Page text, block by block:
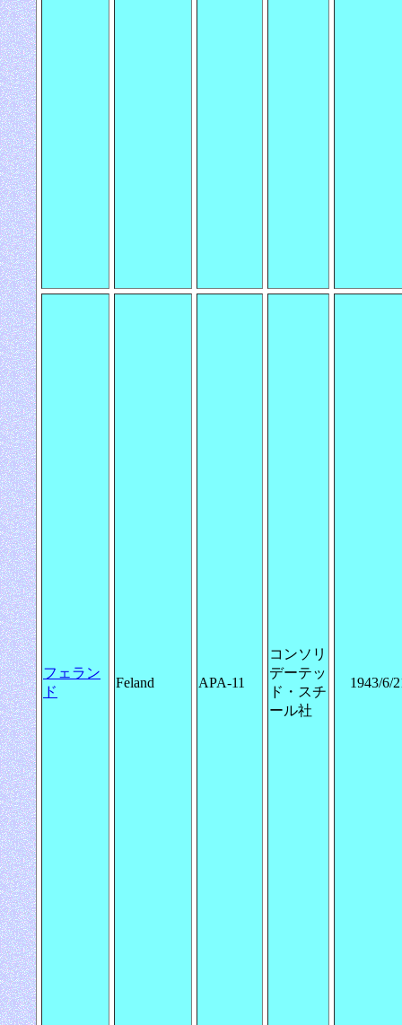
フェラン
ド
Feland APA-11
コンソリ
デーテッ
ド・スチ
ール社
1943/6/